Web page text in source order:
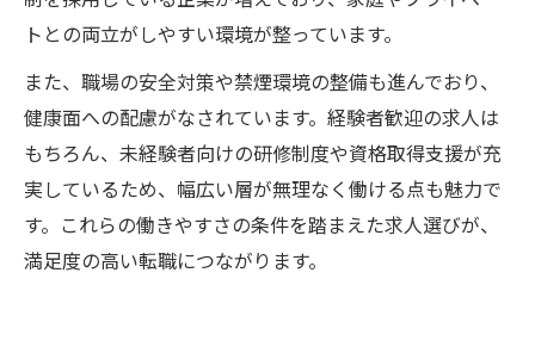
トとの両立がしやすい環境が整っています。
また、職場の安全対策や禁煙環境の整備も進んでおり、
健康面への配慮がなされています。経験者歓迎の求人は
もちろん、未経験者向けの研修制度や資格取得支援が充
実しているため、幅広い層が無理なく働ける点も魅力で
す。これらの働きやすさの条件を踏まえた求人選びが、
満足度の高い転職につながります。